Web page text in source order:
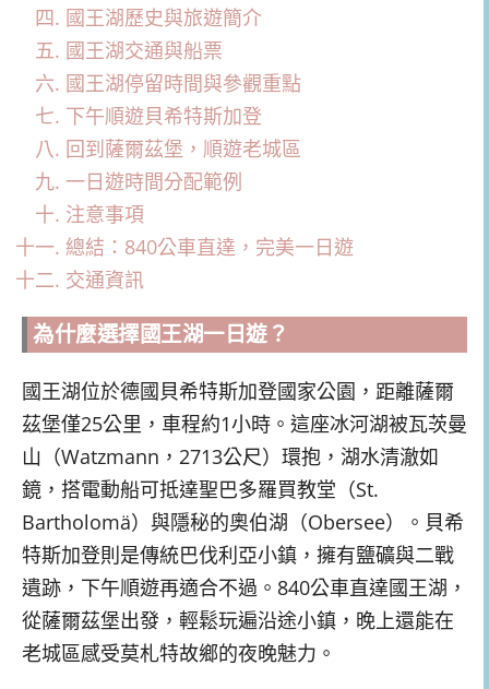
國王湖歷史與旅遊簡介
國王湖交通與船票
國王湖停留時間與參觀重點
下午順遊貝希特斯加登
回到薩爾茲堡，順遊老城區
一日遊時間分配範例
注意事項
總結：840公車直達，完美一日遊
交通資訊
為什麼選擇國王湖一日遊？
國王湖位於德國貝希特斯加登國家公園，距離薩爾
茲堡僅25公里，車程約1小時。這座冰河湖被瓦茨曼
山（Watzmann，2713公尺）環抱，湖水清澈如
鏡，搭電動船可抵達聖巴多羅買教堂（St.
Bartholomä）與隱秘的奧伯湖（Obersee）。貝希
特斯加登則是傳統巴伐利亞小鎮，擁有鹽礦與二戰
遺跡，下午順遊再適合不過。840公車直達國王湖，
從薩爾茲堡出發，輕鬆玩遍沿途小鎮，晚上還能在
老城區感受莫札特故鄉的夜晚魅力。